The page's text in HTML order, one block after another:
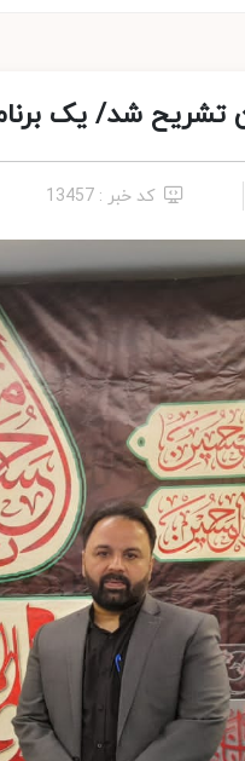
تشریح شد/ یک
کد خبر : 13457